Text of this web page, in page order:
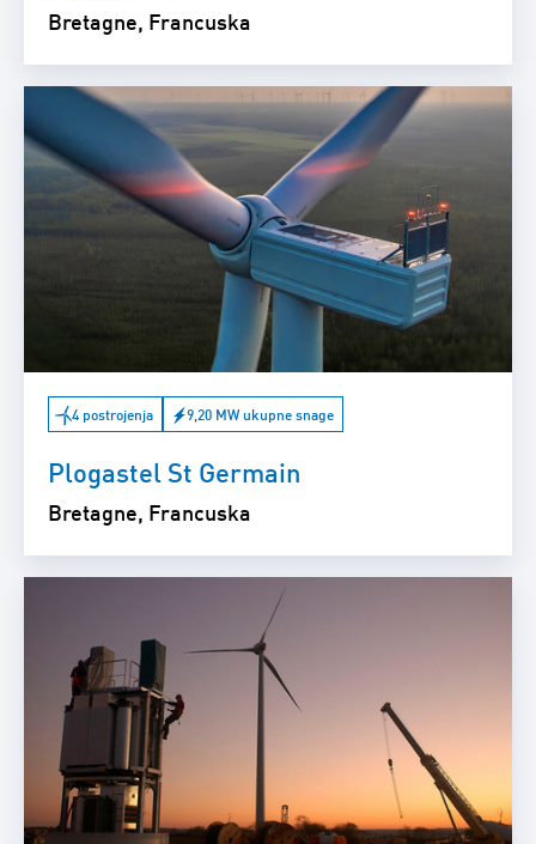
Bretagne, Francuska
4 postrojenja 9,20 MW ukupne snage
Plogastel St Germain
Bretagne, Francuska